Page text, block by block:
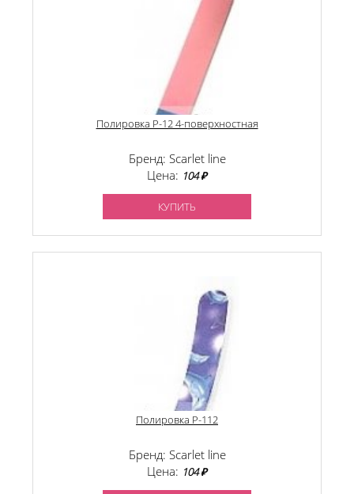
Полировка P-12 4-поверхностная
Бренд: Scarlet line
Цена: 104 ₽
КУПИТЬ
Полировка P-112
Бренд: Scarlet line
Цена: 104 ₽